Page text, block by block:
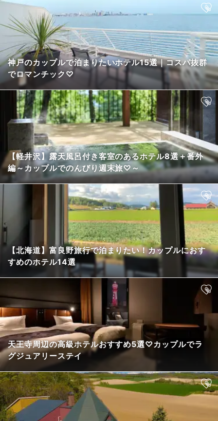
神戸のカップルで泊まりたいホテル15選｜コスパ抜群
でロマンチック♡
【軽井沢】露天風呂付き客室のあるホテル8選＋番外
編～カップルでのんびり週末旅♡～
【北海道】富良野旅行で泊まりたい！カップルにおす
すめのホテル14選
天王寺周辺の高級ホテルおすすめ5選♡カップルでラ
グジュアリーステイ